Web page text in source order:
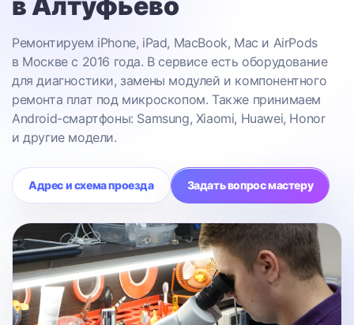
Ремонтируем iPhone, iPad, MacBook, Mac и AirPods
в Москве с 2016 года. В сервисе есть оборудование
для диагностики, замены модулей и компонентного
ремонта плат под микроскопом. Также принимаем
Android-смартфоны: Samsung, Xiaomi, Huawei, Honor
и другие модели.
Адрес и схема проезда Задать вопрос мастеру